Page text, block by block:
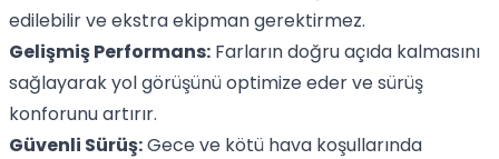
edilebilir ve ekstra ekipman gerektirmez.
Gelişmiş Performans: Farların doğru açıda kalmasını
sağlayarak yol görüşünü optimize eder ve sürüş
konforunu artırır.
Güvenli Sürüş:Gece ve kötü hava koşullarında